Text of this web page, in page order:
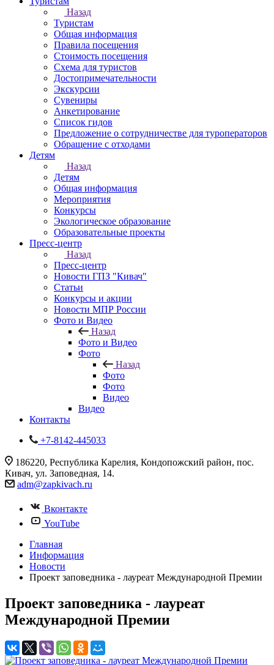
Назад
Туристам
Общая информация
Правила посещения
Стоимость посещения
Схема для туристов
Достопримечательности
Экскурсии
Сувениры
Анкетирование
Список гидов
Предложение о сотрудничестве для туроператоров
Обращение с отходами
Детям
Назад
Детям
Общая информация
Мероприятия
Конкурсы
Экологическое образование
Образовательные проекты
Пресс-центр
Назад
Пресс-центр
Новости ГПЗ "Кивач"
Статьи
Конкурсы и акции
Новости МПР России
Фото и Видео
Назад
Фото и Видео
Фото
Назад
Фото
Фото
Видео
Видео
Контакты
+7-8142-445033
186220, Республика Карелия, Кондопожский район, пос.
Кивач, ул. Заповедная, 14.
adm@zapkivach.ru
Вконтакте
YouTube
Главная
Информация
Новости
Проект заповедника - лауреат Международной Премии
Проект заповедника - лауреат
Международной Премии